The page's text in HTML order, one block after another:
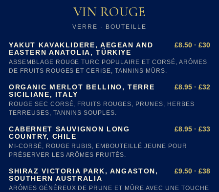
VIN ROUGE
VERRE · BOUTEILLE
YAKUT KAVAKLIDERE, AEGEAN AND
EASTERN ANATOLIA, TÜRKIYE
£8.50 · £30
ASSEMBLAGE ROUGE TURC POPULAIRE ET CORSÉ, ARÔMES
DE FRUITS ROUGES ET CERISE, TANNINS MÛRS.
ORGANIC MERLOT BELLINO, TERRE
SICILIANE, ITALY
£8.95 · £32
ROUGE SEC CORSÉ, FRUITS ROUGES, PRUNES, HERBES
TERREUSES, TANNINS SOUPLES.
CABERNET SAUVIGNON LONG
COUNTRY, CHILE
£8.95 · £33
MI-CORSÉ, ROUGE RUBIS, EMBOUTEILLÉ JEUNE POUR
PRÉSERVER LES ARÔMES FRUITÉS.
SHIRAZ VICTORIA PARK, ANGASTON,
SOUTHERN AUSTRALIA
£9.50 · £38
ARÔMES GÉNÉREUX DE PRUNE ET MÛRE AVEC UNE TOUCHE